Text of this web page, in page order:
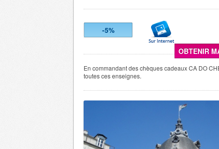
-5%
OBTENIR
En commandant des chèques cadeaux CA DO
toutes ces enseignes.